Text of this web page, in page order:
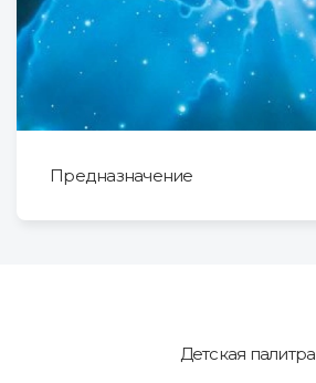
Предназначение
Детская палитра